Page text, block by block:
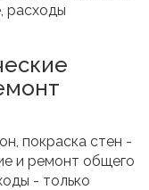
расходы
покраска стен -
и ремонт общего
- только